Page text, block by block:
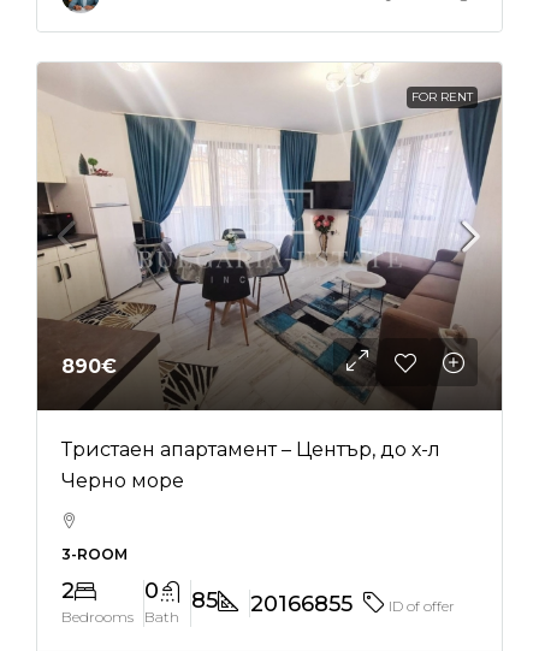
FOR RENT
890€
Тристаен апартамент – Център, до х-л
Черно море
3-ROOM
2
Bedrooms
0
Bath
85 20166855 ID of offer